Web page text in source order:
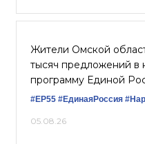
Жители Омской
тысяч предложений
программу Единой
#ЕР55 #ЕдинаяРоссия
05.08.26